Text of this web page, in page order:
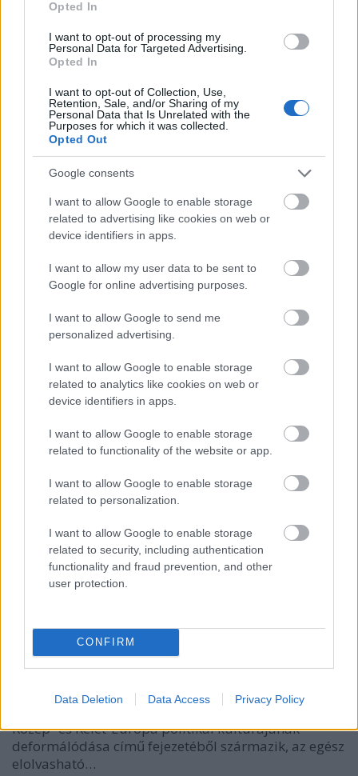
Opted In
I want to opt-out of processing my
Personal Data for Targeted Advertising.
Opted In
I want to opt-out of Collection, Use,
Retention, Sale, and/or Sharing of my
Personal Data that Is Unrelated with the
Purposes for which it was collected.
Opted Out
Google consents
I want to allow Google to enable storage
related to advertising like cookies on web or
device identifiers in apps.
I want to allow my user data to be sent to
Google for online advertising purposes.
I want to allow Google to send me
personalized advertising.
I want to allow Google to enable storage
related to analytics like cookies on web or
device identifiers in apps.
I want to allow Google to enable storage
related to functionality of the website or app.
I want to allow Google to enable storage
related to personalization.
I want to allow Google to enable storage
related to security, including authentication
functionality and fraud prevention, and other
user protection.
CONFIRM
Data Deletion Data Access Privacy Policy
A Sziriza talpon maradt – még négy
hónapjuk van, hogy igazságosabbá
tegyék a válságkezelést
Kettős Mérce vendégszerző•2015. február 20.
Az eurózóna pénzügyminiszterei megegyeztek, négy
hónappal meghosszabbítják a Görögországgal
kötött hitelmegállapodást. Ez nem győzelem, de
legalább átmeneti siker: addig lesz lehetőségük
megértetni a többi tagállammal, hogy az európai
projekt nem arról szól, hogy az út…
Navracsics: Ha a kormány nem
hallgat az ellenzékre, hallgasson
Európára!
2012. augusztus 14.
Nem szeretjük ezt a "4 évvel ezelőtti Fidesz - mostani
kapcsán rátaláltunk, az egészen szórakoztató. 2008
novemberében, amikor a következő évi recessziót
még csak jósolták (nem úgy mint most, amikor itt
van), a Fidesz azt…
Bibó 100 - A kelet európai kisállamok
Bibó István
esszéivel emlékezünk születésnapjára az alábbi
részlet a A kelet európai kisállamok nyomorúsága,
Közép- és Kelet-Európa politikai kultúrájának
deformálódása című fejezetéből származik, az egész
elolvasható…